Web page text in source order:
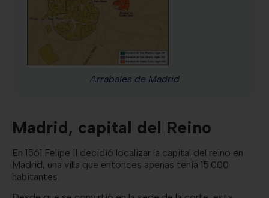
Arrabales de Madrid
Madrid, capital del Reino
En 1561 Felipe II decidió localizar la capital del reino en
Madrid, una villa que entonces apenas tenía 15.000
habitantes.